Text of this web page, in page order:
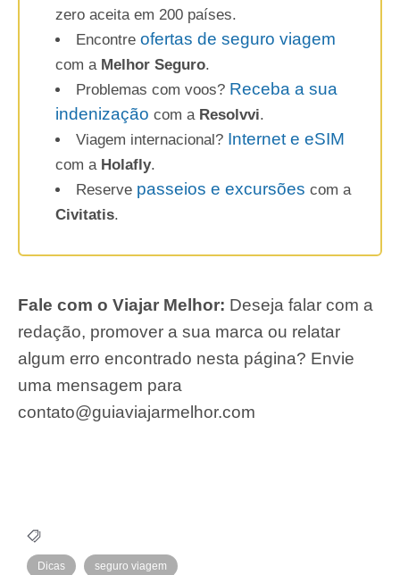
zero aceita em 200 países.
Encontre ofertas de seguro viagem
com a Melhor Seguro.
Problemas com voos? Receba a sua
indenização com a Resolvvi.
Viagem internacional? Internet e eSIM
com a Holafly.
Reserve passeios e excursões com a
Civitatis.
Fale com o Viajar Melhor: Deseja falar com a
redação, promover a sua marca ou relatar
algum erro encontrado nesta página? Envie
uma mensagem para
contato@guiaviajarmelhor.com
Dicas seguro viagem